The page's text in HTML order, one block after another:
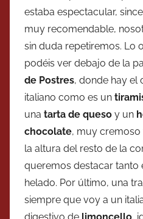
estaba espectacular,
muy recomendable,
sin duda repetiremos. Lo
podéis ver debajo de la
de Postres, donde hay el
italiano como es un
una tarta de queso y un
chocolate, muy cremoso
la altura del resto de la
queremos destacar tanto
helado. Por último, una
siempre que voy a un